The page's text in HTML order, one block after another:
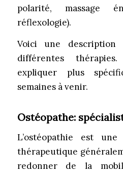
polarité, massage
réflexologie).
Voici une description
différentes
expliquer plus
semaines à venir.
Ostéopathe:
L’ostéopathie est
thérapeutique
redonner de la